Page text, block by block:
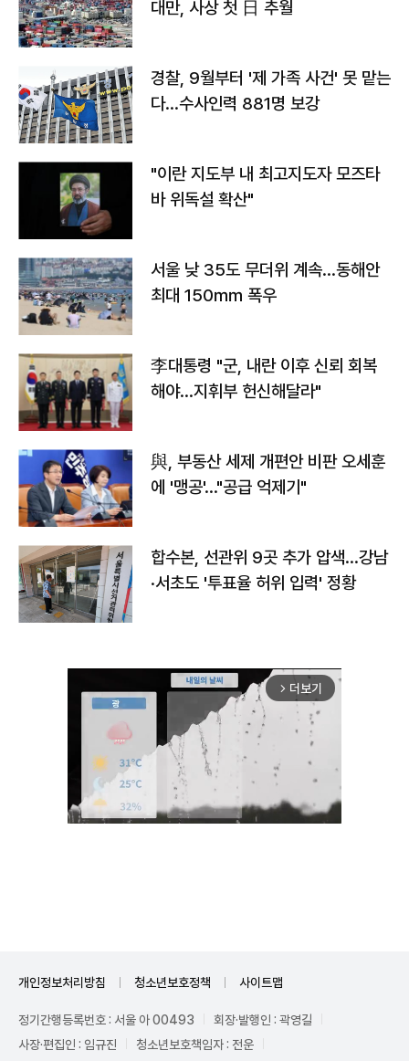
대만, 사상 첫 日 추월
경찰, 9월부터 '제 가족 사건' 못 맡는
다…수사인력 881명 보강
"이란 지도부 내 최고지도자 모즈타
바 위독설 확산"
서울 낮 35도 무더위 계속…동해안
최대 150㎜ 폭우
李대통령 "군, 내란 이후 신뢰 회복
해야…지휘부 헌신해달라"
與, 부동산 세제 개편안 비판 오세훈
에 '맹공'…"공급 억제기"
합수본, 선관위 9곳 추가 압색…강남
·서초도 '투표율 허위 입력' 정황
arrow_forward_ios 더보기
개인정보처리방침 청소년보호정책 사이트맵
정기간행등록번호 : 서울 아 00493
회장·발행인 : 곽영길
사장·편집인 : 임규진
청소년보호책임자 : 전운